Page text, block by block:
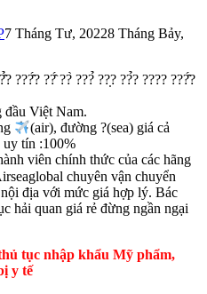
7 Tháng Tư, 20228 Tháng Bảy,
???̂́? ??̂́ ??̀ ???̉ ??̣? ??̉? ???? ???̂́?
đầu Việt Nam.
(air), đường ?(sea) giá cả
uy tín :100%
viên chính thức của các hãng
chuyên vận chuyển
địa với mức giá hợp lý. Bác
hải quan giá rẻ đừng ngần ngại
tục nhập khẩu Mỹ phẩm,
y tế